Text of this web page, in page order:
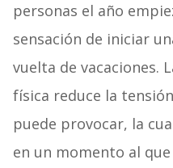
personas el año
sensación de iniciar
vuelta de vacaciones.
física reduce la
puede provocar, la
en un momento al